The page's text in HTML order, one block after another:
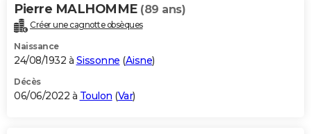
Pierre MALHOMME (89 ans)
Créer une cagnotte obsèques
Naissance
24/08/1932 à Sissonne (Aisne)
Décès
06/06/2022 à Toulon (Var)